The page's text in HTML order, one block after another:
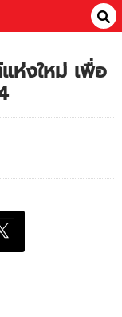
ห่งใหม่ เพื่อ